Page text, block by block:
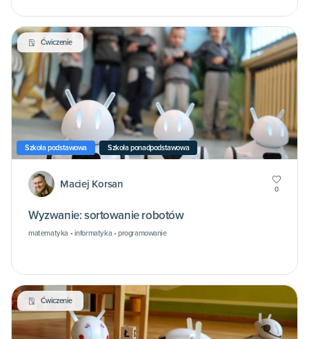
Ćwiczenie
Szkoła podstawowa Szkoła ponadpodstawowa
Maciej Korsan 0
Wyzwanie: sortowanie robotów
matematyka • informatyka • programowanie
Ćwiczenie